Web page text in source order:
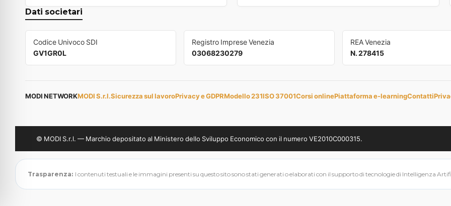
Dati societari
Codice Univoco SDI
GV1GR0L
Registro Imprese Venezia
03068230279
REA Venezia
N. 278415
MODI NETWORKMODI S.r.l.Sicurezza sul lavoroPrivacy e GDPRModello 231ISO 37001Corsi onlinePiattaforma e-learningContatti
© MODI S.r.l. — Marchio depositato al Ministero dello Sviluppo Economico con il numero VE2010C000315.
Trasparenza: I contenuti testuali e le immagini presenti su questo sito sono stati generati o elaborati con il supporto di tecnologie di Intelligenza